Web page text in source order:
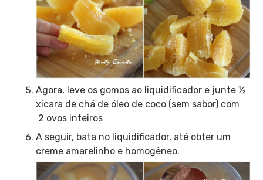
Agora, leve os gomos ao liquidificador e junte ½
xícara de chá de óleo de coco (sem sabor) com
2 ovos inteiros
A seguir, bata no liquidificador, até obter um
creme amarelinho e homogêneo.